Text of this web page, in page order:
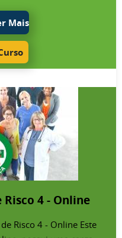
de risco 3 é
ou aos indicados a
suas
los a realizar as
na prevenção de
saúde no trabalho e na
da CIPA Grau de Risco
o representante
como
no grau de risco 3. A
pode ser verificada na
4. No caso de empresas
de forma
Mais
Risco 4 - Online
Risco 4 - Online Este